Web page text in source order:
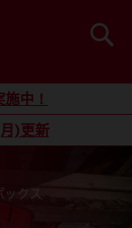
検索
中！
)更新
ックス